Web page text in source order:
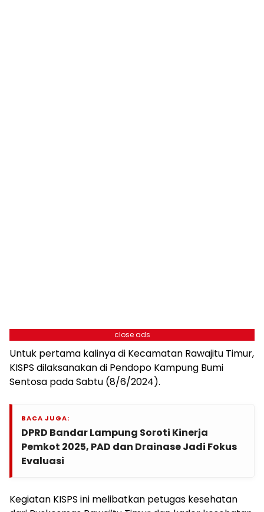
close ads
Untuk pertama kalinya di Kecamatan Rawajitu Timur,
KISPS dilaksanakan di Pendopo Kampung Bumi
Sentosa pada Sabtu (8/6/2024).
BACA JUGA:
DPRD Bandar Lampung Soroti Kinerja
Pemkot 2025, PAD dan Drainase Jadi Fokus
Evaluasi
Kegiatan KISPS ini melibatkan petugas kesehatan